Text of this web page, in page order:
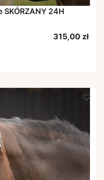
HARRY'S kawecan/ogłowie SKÓRZANY 24H
Cena
315,00 zł